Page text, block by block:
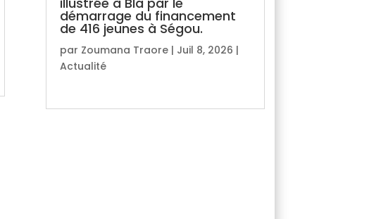
démarrage du financement
de 416 jeunes à Ségou.
par Zoumana Traore| Juil 8, 2026 |
Actualité